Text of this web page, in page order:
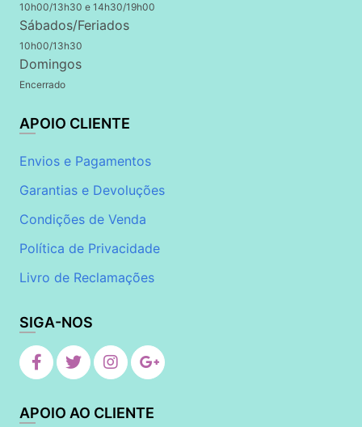
10h00/13h30 e 14h30/19h00
Sábados/Feriados
10h00/13h30
Domingos
Encerrado
APOIO CLIENTE
Envios e Pagamentos
Garantias e Devoluções
Condições de Venda
Política de Privacidade
Livro de Reclamações
SIGA-NOS
APOIO AO CLIENTE